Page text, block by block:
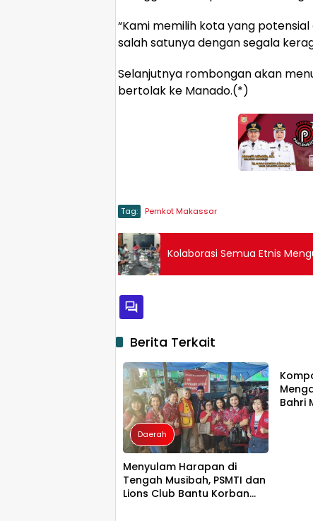
“Kami memilih kota yang
salah satunya dengan segala
Selanjutnya rombongan akan
bertolak ke Manado.(*)
Tag: Pemkot Makassar
Kolaborasi Semua Etnis
Berita Terkait
Daerah
Menyulam Harapan di
Tengah Musibah, PSMTI dan
Lions Club Bantu Korban
Bahri
Daerah